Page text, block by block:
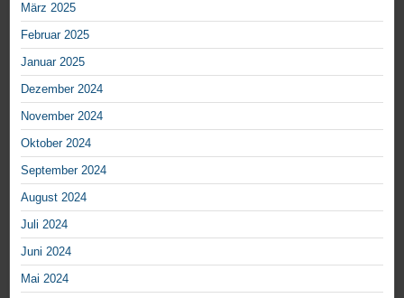
März 2025
Februar 2025
Januar 2025
Dezember 2024
November 2024
Oktober 2024
September 2024
August 2024
Juli 2024
Juni 2024
Mai 2024